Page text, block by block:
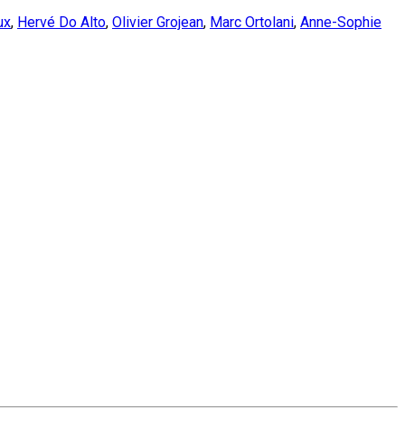
, Hervé Do Alto, Olivier Grojean, Marc Ortolani, Anne-Sophie